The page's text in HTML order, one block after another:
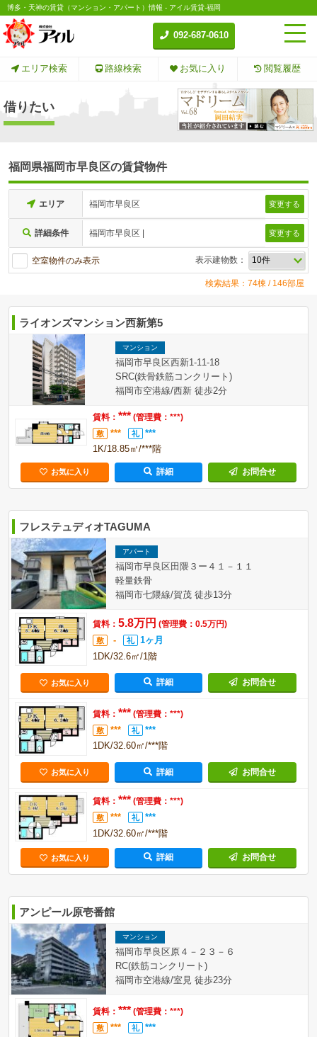
博多・天神の賃貸（マンション・アパート）情報 - アイル賃貸-福岡
092-687-0610
エリア検索 路線検索 お気に入り 閲覧履歴
借りたい
福岡県福岡市早良区の賃貸物件
エリア 福岡市早良区 変更する
詳細条件 福岡市早良区 | 変更する
空室物件のみ表示 表示建物数：
検索結果：74棟 / 146部屋
ライオンズマンション西新第5
マンション
福岡市早良区西新1-11-18
SRC(鉄骨鉄筋コンクリート)
福岡市空港線/西新 徒歩2分
賃料： *** (管理費：***)
敷 *** 礼
***
1K/18.85㎡/***階
お気に入り 詳細 お問合せ
フレステュディオTAGUMA
アパート
福岡市早良区田隈３ー４１－１１
軽量鉄骨
福岡市七隈線/賀茂 徒歩13分
賃料： 5.8万円 (管理費：0.5万円)
敷 - 礼
1ヶ月
1DK/32.6㎡/1階
お気に入り 詳細 お問合せ
賃料： *** (管理費：***)
敷 *** 礼
***
1DK/32.60㎡/***階
お気に入り 詳細 お問合せ
賃料： *** (管理費：***)
敷 *** 礼
***
1DK/32.60㎡/***階
お気に入り 詳細 お問合せ
アンピール原壱番館
マンション
福岡市早良区原４－２３－６
RC(鉄筋コンクリート)
福岡市空港線/室見 徒歩23分
賃料： *** (管理費：***)
敷 *** 礼
***